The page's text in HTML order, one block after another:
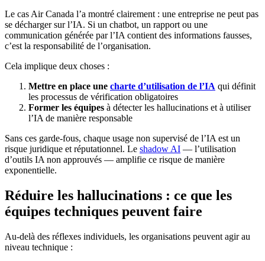
Le cas Air Canada l’a montré clairement : une entreprise ne peut pas
se décharger sur l’IA. Si un chatbot, un rapport ou une
communication générée par l’IA contient des informations fausses,
c’est la responsabilité de l’organisation.
Cela implique deux choses :
Mettre en place une charte d’utilisation de l’IA qui définit
les processus de vérification obligatoires
Former les équipes à détecter les hallucinations et à utiliser
l’IA de manière responsable
Sans ces garde-fous, chaque usage non supervisé de l’IA est un
risque juridique et réputationnel. Le shadow AI — l’utilisation
d’outils IA non approuvés — amplifie ce risque de manière
exponentielle.
Réduire les hallucinations : ce que les
équipes techniques peuvent faire
Au-delà des réflexes individuels, les organisations peuvent agir au
niveau technique :